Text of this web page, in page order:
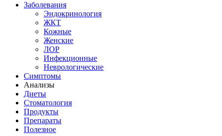
Заболевания
Эндокринология
ЖКТ
Кожные
Женские
ЛОР
Инфекционные
Неврологические
Симптомы
Анализы
Диеты
Стоматология
Продукты
Препараты
Полезное